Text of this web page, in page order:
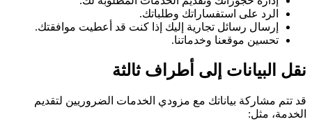
الرد على استفساراتك وطلباتك.
إرسال رسائل تجارية إليك إذا كنت قد أعطيت موافقتك.
تحسين موقعنا وخدماتنا.
نقل البيانات إلى أطراف ثالثة
قد تتم مشاركة بياناتك مع مزودي الخدمات الضروريين لتقديم
الخدمة، مثل: